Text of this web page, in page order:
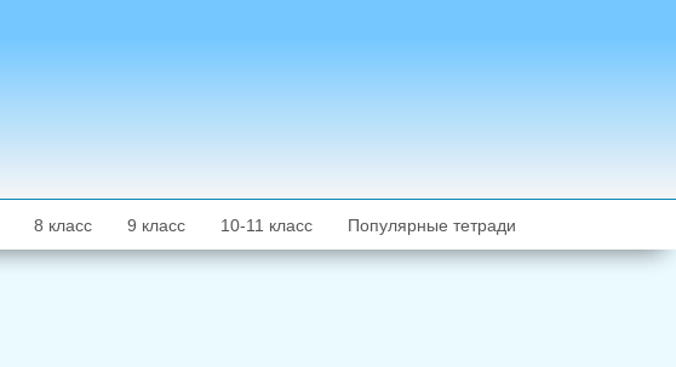
8 класс 9 класс 10-11 класс Популярные тетради